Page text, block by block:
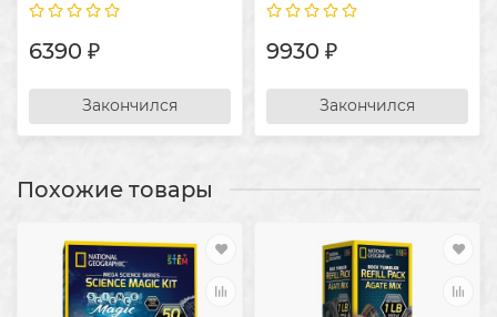
6390 ₽
Закончился
9930 ₽
Закончился
Похожие товары